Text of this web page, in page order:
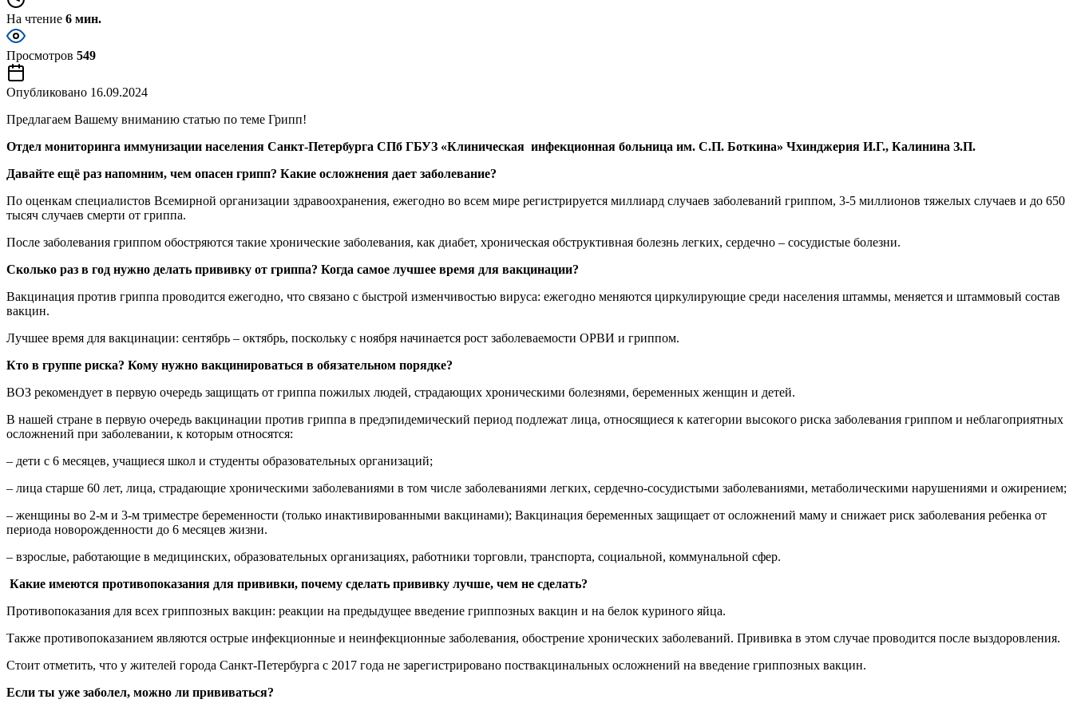
На чтение 6 мин.
Просмотров 549
Опубликовано 16.09.2024
Предлагаем Вашему вниманию статью по теме Грипп!
Отдел мониторинга иммунизации населения Санкт-Петербурга СПб ГБУЗ «Клиническая инфекционная больница им. С.П. Боткина» Чхинджерия И.Г., Калинина З.П.
Давайте ещё раз напомним, чем опасен грипп? Какие осложнения дает заболевание?
По оценкам специалистов Всемирной организации здравоохранения, ежегодно во всем мире регистрируется миллиард случаев заболеваний гриппом, 3-5 миллионов тяжелых случаев и до 650
тысяч случаев смерти от гриппа.
После заболевания гриппом обостряются такие хронические заболевания, как диабет, хроническая обструктивная болезнь легких, сердечно – сосудистые болезни.
Сколько раз в год нужно делать прививку от гриппа? Когда самое лучшее время для вакцинации?
Вакцинация против гриппа проводится ежегодно, что связано с быстрой изменчивостью вируса: ежегодно меняются циркулирующие среди населения штаммы, меняется и штаммовый состав
вакцин.
Лучшее время для вакцинации: сентябрь – октябрь, поскольку с ноября начинается рост заболеваемости ОРВИ и гриппом.
Кто в группе риска? Кому нужно вакцинироваться в обязательном порядке?
ВОЗ рекомендует в первую очередь защищать от гриппа пожилых людей, страдающих хроническими болезнями, беременных женщин и детей.
В нашей стране в первую очередь вакцинации против гриппа в предэпидемический период подлежат лица, относящиеся к категории высокого риска заболевания гриппом и неблагоприятных
осложнений при заболевании, к которым относятся:
– дети с 6 месяцев, учащиеся школ и студенты образовательных организаций;
– лица старше 60 лет, лица, страдающие хроническими заболеваниями в том числе заболеваниями легких, сердечно-сосудистыми заболеваниями, метаболическими нарушениями и ожирением;
– женщины во 2-м и 3-м триместре беременности (только инактивированными вакцинами); Вакцинация беременных защищает от осложнений маму и снижает риск заболевания ребенка от
периода новорожденности до 6 месяцев жизни.
– взрослые, работающие в медицинских, образовательных организациях, работники торговли, транспорта, социальной, коммунальной сфер.
Какие имеются противопоказания для прививки, почему сделать прививку лучше, чем не сделать?
Противопоказания для всех гриппозных вакцин: реакции на предыдущее введение гриппозных вакцин и на белок куриного яйца.
Также противопоказанием являются острые инфекционные и неинфекционные заболевания, обострение хронических заболеваний. Прививка в этом случае проводится после выздоровления.
Стоит отметить, что у жителей города Санкт-Петербурга с 2017 года не зарегистрировано поствакцинальных осложнений на введение гриппозных вакцин.
Если ты уже заболел, можно ли прививаться?